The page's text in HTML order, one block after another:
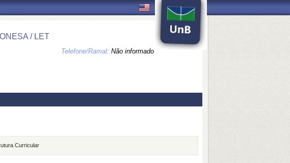
/ LET
Telefone/Ramal: Não informado
Curricular